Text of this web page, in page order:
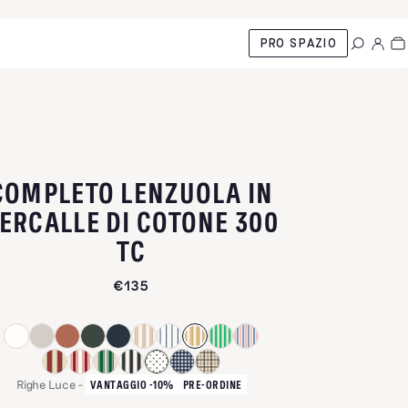
PRO SPAZIO
LENZUOLA IN
DI COTONE 300
TC
€135
Righe Luce- VANTAGGIO -10% PRE-ORDINE